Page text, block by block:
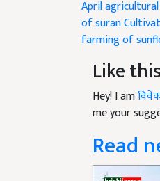
April
of suran
farming of
Like
Hey! I am
me your
Read